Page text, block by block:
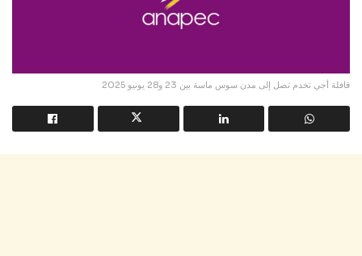
قافلة أجي تخدم تصل إلى مدن سوس ماسة بين 23 و28 يونيو 2025